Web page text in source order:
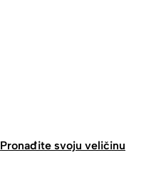
Pronađite svoju veličinu